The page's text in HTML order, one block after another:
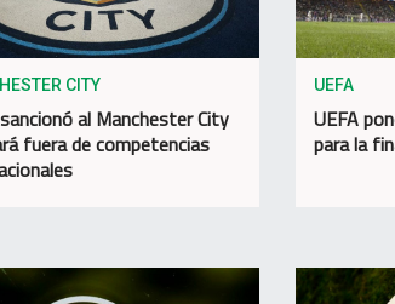
CITY
al Manchester City
fuera de competencias
UEFA
UEFA
para la